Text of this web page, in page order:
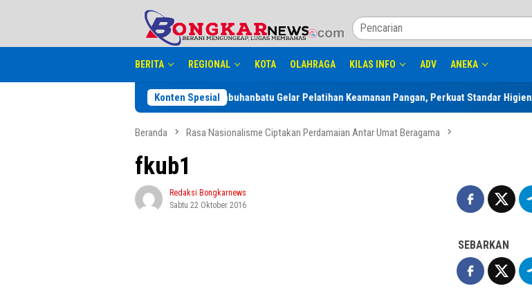
BERITA REGIONAL KOTA OLAHRAGA KILAS INFO ADV ANEKA
Konten Spesial
Dinkes Labuhanbatu Gelar Pelatihan Keamanan Pangan, Perkuat Standar Higiene
Beranda Rasa Nasionalisme Ciptakan Perdamaian Antar Umat Beragama
fkub1
Redaksi Bongkarnews
Sabtu 22 Oktober 2016
SEBARKAN